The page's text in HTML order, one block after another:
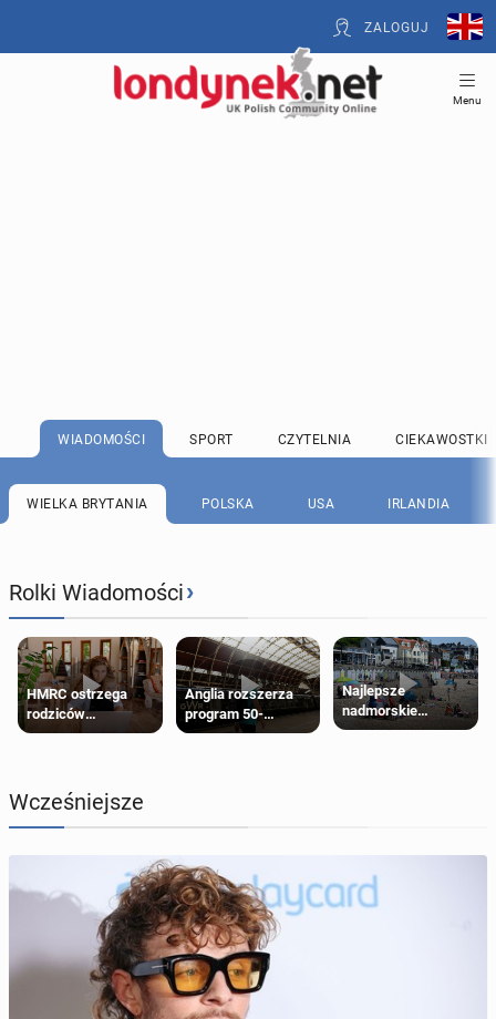
ZALOGUJ
Menu
WIADOMOŚCI SPORT CZYTELNIA CIEKAWOSTKI
WIELKA BRYTANIA POLSKA USA IRLANDIA
Rolki Wiadomości›
HMRC ostrzega
rodziców
pobierających Child
zwrotu zasiłku
Anglia rozszerza
program 50-
procentowych
Najlepsze
nadmorskie
miasteczko blisko
Wcześniejsze